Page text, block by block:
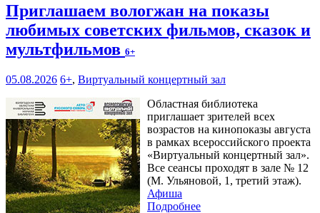
Приглашаем вологжан на показы
любимых советских фильмов, сказок и
мультфильмов 6+
05.08.2026 6+, Виртуальный концертный зал
Областная библиотека
приглашает зрителей всех
возрастов на кинопоказы августа
в рамках всероссийского проекта
«Виртуальный концертный зал».
Все сеансы проходят в зале № 12
(М. Ульяновой, 1, третий этаж).
Афиша
Подробнее